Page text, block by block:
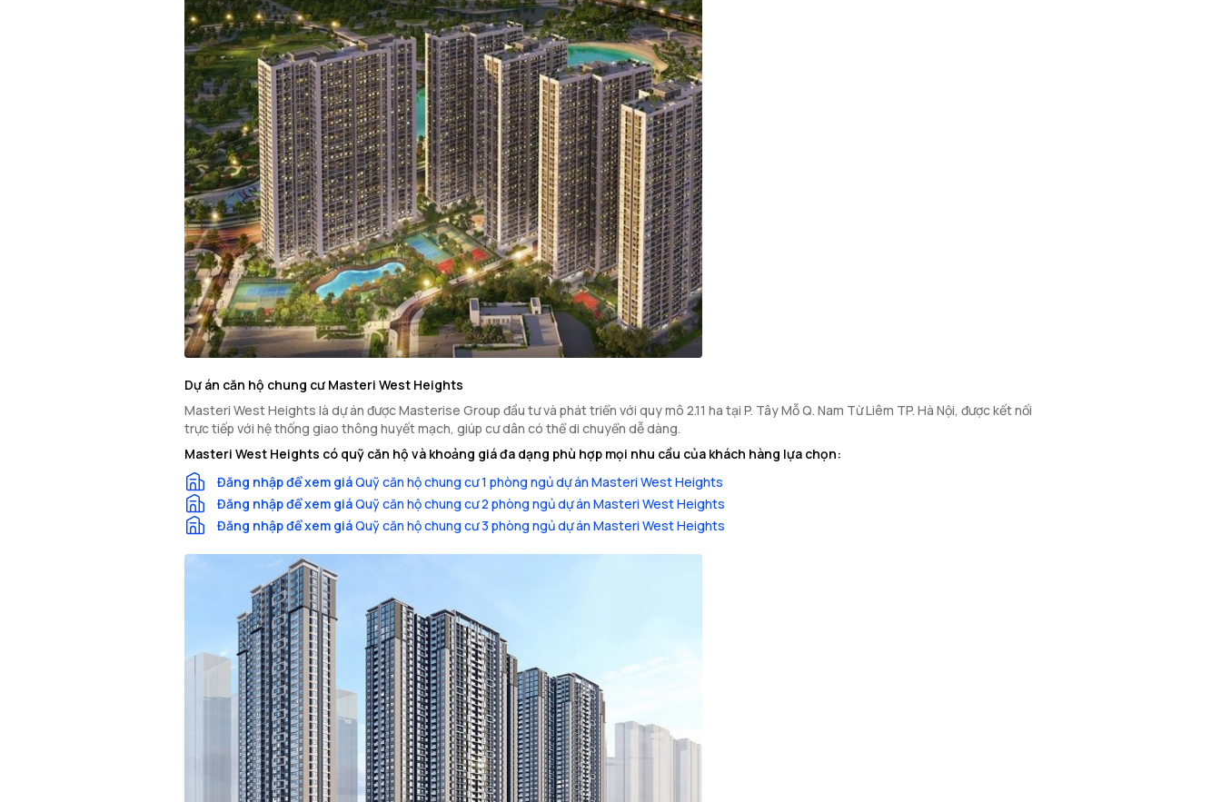
Dự án căn hộ chung cư Masteri West Heights
Masteri West Heights là dự án được Masterise Group đầu tư và phát triển với quy mô 2.11 ha tại P. Tây Mỗ Q. Nam Từ Liêm TP. Hà Nội, được kết nối
trực tiếp với hệ thống giao thông huyết mạch, giúp cư dân có thể di chuyển dễ dàng.
Masteri West Heights có quỹ căn hộ và khoảng giá đa dạng phù hợp mọi nhu cầu của khách hàng lựa chọn:
Đăng nhập để xem giáQuỹ căn hộ chung cư 1 phòng ngủ dự án Masteri West Heights
Đăng nhập để xem giáQuỹ căn hộ chung cư 2 phòng ngủ dự án Masteri West Heights
Đăng nhập để xem giáQuỹ căn hộ chung cư 3 phòng ngủ dự án Masteri West Heights